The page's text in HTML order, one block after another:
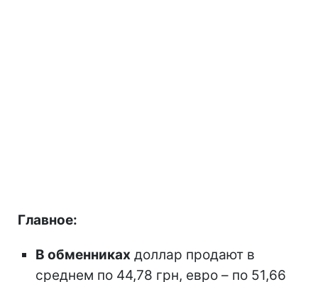
Главное:
В обменниках доллар продают в
среднем по 44,78 грн, евро – по 51,66